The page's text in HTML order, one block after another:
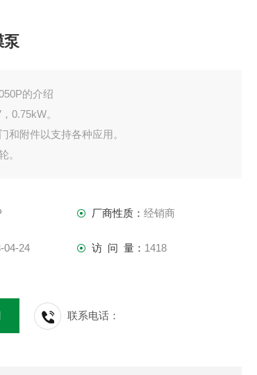
泵
的介绍
0.75kW。
和附件以支持各种应用。
。
厂商性质： 经销商
04-24 访 问 量： 1418
联系电话：